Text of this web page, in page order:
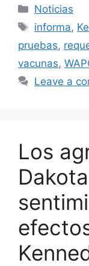
Categories
Noticias
Tags
informa,
pruebas,
vacunas,
Leave a
Los